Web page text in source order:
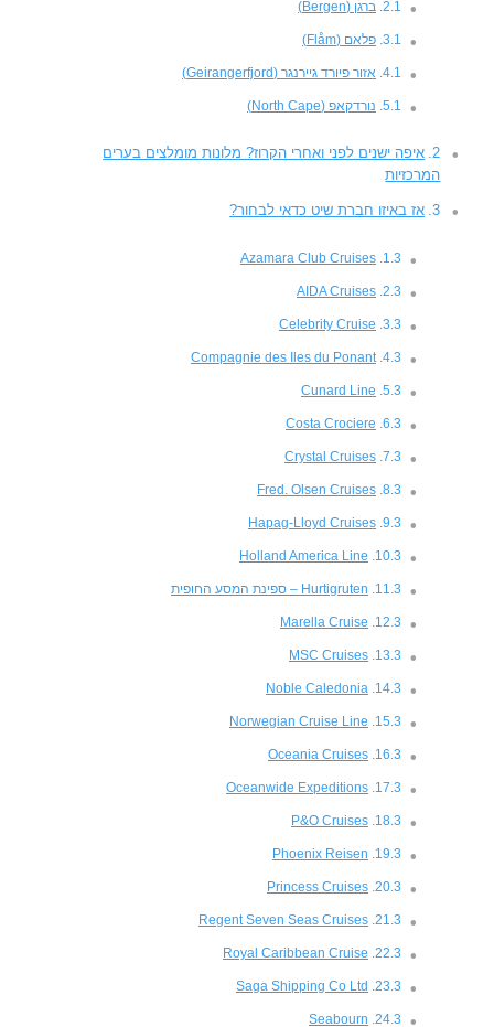
ברגן (Bergen)
פלאם (Flåm)
אזור פיורד גיירנגר (Geirangerfjord)
נורדקאפ (North Cape)
איפה ישנים לפני ואחרי הקרוז? מלונות מומלצים בערים
המרכזיות
אז באיזו חברת שיט כדאי לבחור?
Azamara Club Cruises
AIDA Cruises
Celebrity Cruise
Compagnie des Iles du Ponant
Cunard Line
Costa Crociere
Crystal Cruises
Fred. Olsen Cruises
Hapag-Lloyd Cruises
Holland America Line
Hurtigruten – ספינת המסע החופית
Marella Cruise
MSC Cruises
Noble Caledonia
Norwegian Cruise Line
Oceania Cruises
Oceanwide Expeditions
P&O Cruises
Phoenix Reisen
Princess Cruises
Regent Seven Seas Cruises
Royal Caribbean Cruise
Saga Shipping Co Ltd
Seabourn